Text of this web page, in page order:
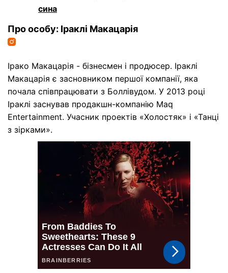
сина
Про особу: Іраклі Макацарія
Ірако Макацарія - бізнесмен і продюсер. Іраклі
Макацарія є засновником першої компанії, яка
почала співпрацювати з Боллівудом. У 2013 році
Іраклі заснував продакшн-компанію Maq
Entertainment. Учасник проектів «Холостяк» і «Танці
з зірками».